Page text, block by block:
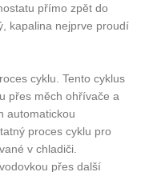
přímo zpět do
kapalina nejprve proudí
cyklu. Tento cyklus
přes měch ohřívače a
automatickou
proces cyklu pro
v chladiči.
přes další